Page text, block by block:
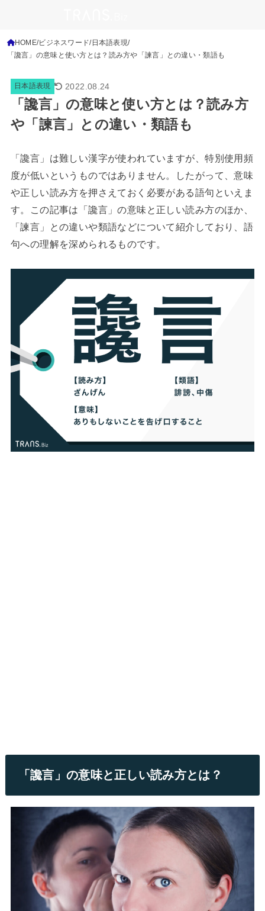
HOME ビジネスワード 日本語表現
「讒言」の意味と使い方とは？読み方や「諫言」との違い・類語も
日本語表現 2022.08.24
「讒言」の意味と使い方とは？読み方
や「諫言」との違い・類語も
「讒言」は難しい漢字が使われていますが、特別使用頻
度が低いというものではありません。したがって、意味
や正しい読み方を押さえておく必要がある語句といえま
す。この記事は「讒言」の意味と正しい読み方のほか、
「諫言」との違いや類語などについて紹介しており、語
句への理解を深められるものです。
「讒言」の意味と正しい読み方とは？